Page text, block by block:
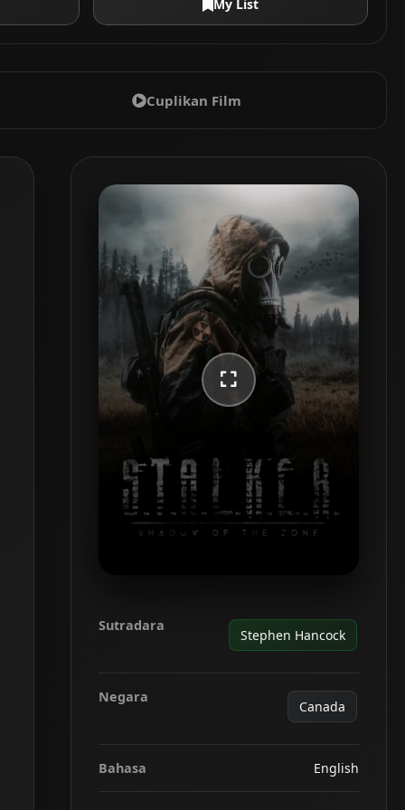
My List
Cuplikan Film
Sutradara
Stephen Hancock
Negara
Canada
Bahasa English